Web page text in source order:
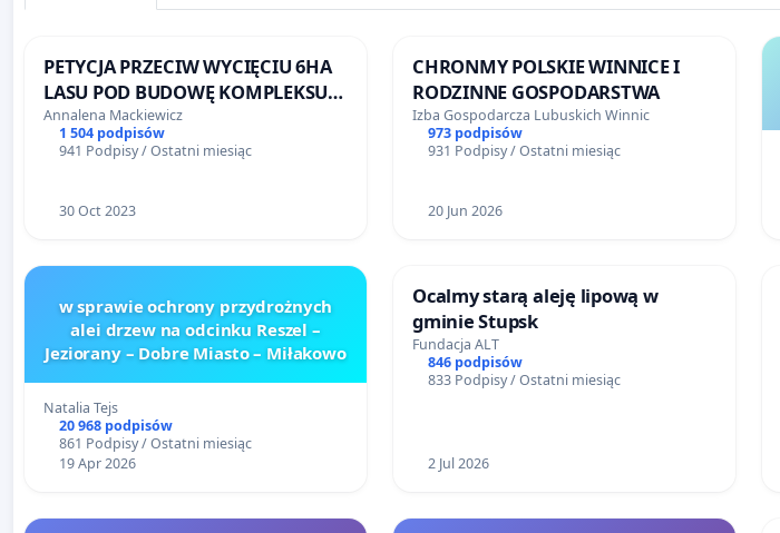
PETYCJA PRZECIW WYCIĘCIU 6HA
LASU POD BUDOWĘ KOMPLEKSU
SZKOLENIOWEGO PZPN
Annalena Mackiewicz
1 504 podpisów
941 Podpisy / Ostatni miesiąc
30 Oct 2023
CHRONMY POLSKIE WINNICE I
RODZINNE GOSPODARSTWA
Izba Gospodarcza Lubuskich Winnic
973 podpisów
931 Podpisy / Ostatni miesiąc
20 Jun 2026
w sprawie ochrony przydrożnych
alei drzew na odcinku Reszel –
Jeziorany – Dobre Miasto – Miłakowo
Natalia Tejs
20 968 podpisów
861 Podpisy / Ostatni miesiąc
19 Apr 2026
Ocalmy starą aleję lipową w
gminie Stupsk
Fundacja ALT
846 podpisów
833 Podpisy / Ostatni miesiąc
2 Jul 2026